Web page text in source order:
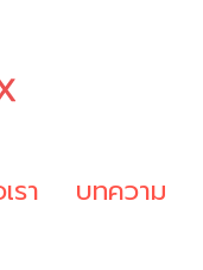
รา บทความ